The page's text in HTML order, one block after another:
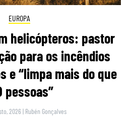
EUROPA
helicópteros: pastor
para os incêndios
e “limpa mais do que
pessoas”
2026 | Rubén Gonçalves